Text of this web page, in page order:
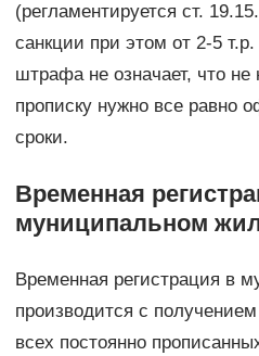
(регламентируется ст.
санкции при этом от 2-5
штрафа не означает, что не
прописку нужно все равно
сроки.
Временная
муниципальном
Временная регистрация в
производится с
всех постоянно